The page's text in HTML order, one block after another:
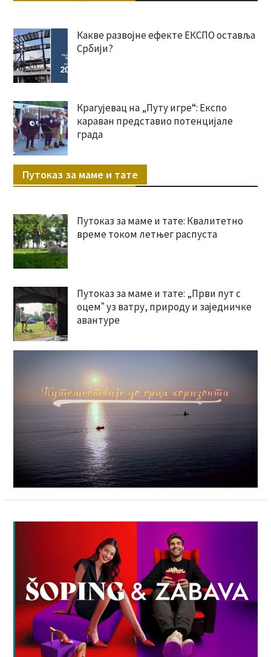
Какве развојне ефекте ЕКСПО оставља
Србији?
Крагујевац на „Путу игре“: Експо
караван представио потенцијале
града
Путоказ за маме и тате
Путоказ за маме и тате: Квалитетно
време током летњег распуста
Путоказ за маме и тате: „Први пут с
оцемˮ уз ватру, природу и заједничке
авантуре